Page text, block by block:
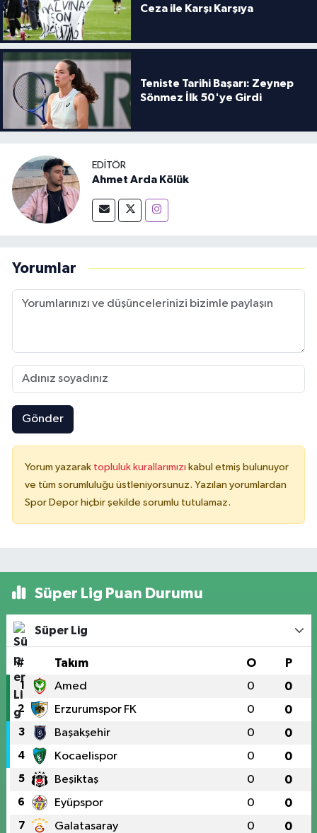
Ceza ile Karşı Karşıya
Teniste Tarihi Başarı: Zeynep
Sönmez İlk 50'ye Girdi
EDITÖR
Ahmet Arda Kölük
Yorumlar
Gönder
Yorum yazarak topluluk kurallarımızı kabul etmiş bulunuyor
ve tüm sorumluluğu üstleniyorsunuz. Yazılan yorumlardan
Spor Depor hiçbir şekilde sorumlu tutulamaz.
Süper Lig Puan Durumu
Süper Lig
# Takım O P
1 Amed 0 0
2 Erzurumspor FK 0 0
3 Başakşehir 0 0
4 Kocaelispor 0 0
5 Beşiktaş 0 0
6 Eyüpspor 0 0
7 Galatasaray 0 0